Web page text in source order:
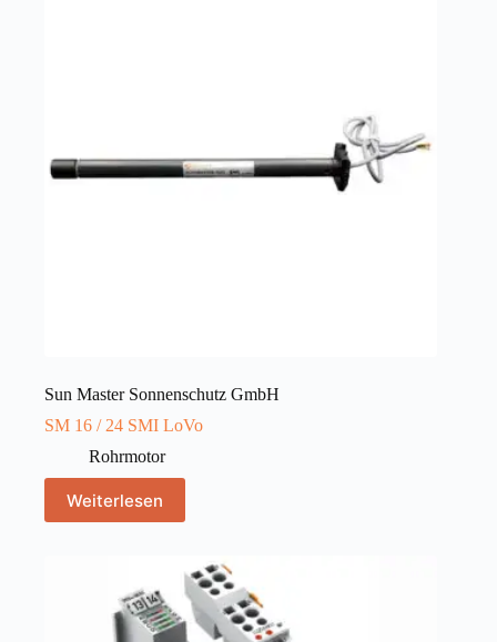
Sun Master Sonnenschutz GmbH
SM 16 / 24 SMI LoVo
Rohrmotor
Weiterlesen